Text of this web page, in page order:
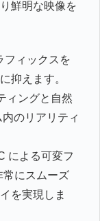
鮮明な映像を
フィックスを
抑えます。
ィングと自然
のリアリティ
による可変フ
常にスムーズ
を実現しま